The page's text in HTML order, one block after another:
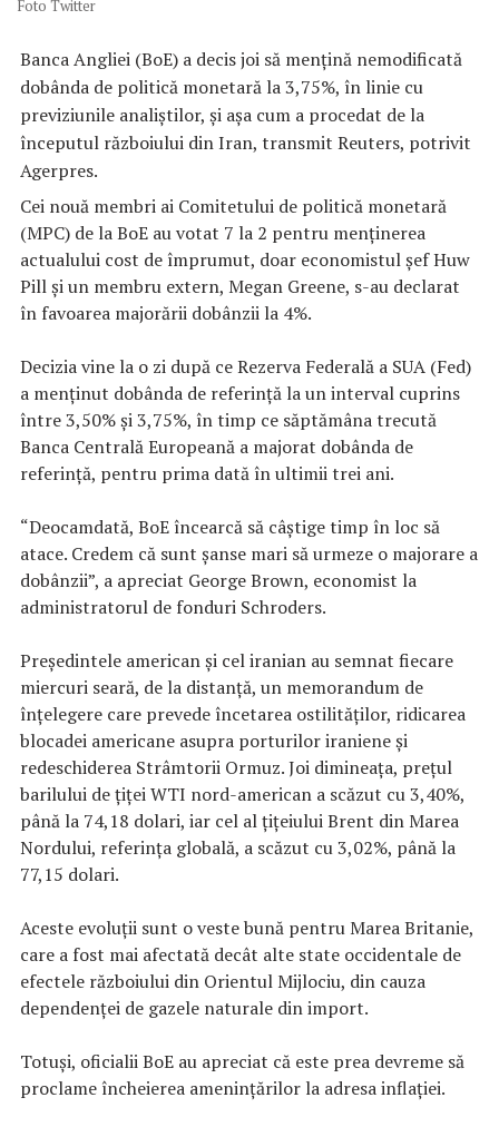
Foto Twitter
Banca Angliei (BoE) a decis joi să menţină nemodificată
dobânda de politică monetară la 3,75%, în linie cu
previziunile analiştilor, şi aşa cum a procedat de la
începutul războiului din Iran, transmit Reuters, potrivit
Agerpres.
Cei nouă membri ai Comitetului de politică monetară
(MPC) de la BoE au votat 7 la 2 pentru menţinerea
actualului cost de împrumut, doar economistul şef Huw
Pill şi un membru extern, Megan Greene, s-au declarat
în favoarea majorării dobânzii la 4%.
Decizia vine la o zi după ce Rezerva Federală a SUA (Fed)
a menţinut dobânda de referinţă la un interval cuprins
între 3,50% şi 3,75%, în timp ce săptămâna trecută
Banca Centrală Europeană a majorat dobânda de
referinţă, pentru prima dată în ultimii trei ani.
“Deocamdată, BoE încearcă să câştige timp în loc să
atace. Credem că sunt şanse mari să urmeze o majorare a
dobânzii”, a apreciat George Brown, economist la
administratorul de fonduri Schroders.
Preşedintele american şi cel iranian au semnat fiecare
miercuri seară, de la distanţă, un memorandum de
înţelegere care prevede încetarea ostilităţilor, ridicarea
blocadei americane asupra porturilor iraniene şi
redeschiderea Strâmtorii Ormuz. Joi dimineaţa, preţul
barilului de ţiţei WTI nord-american a scăzut cu 3,40%,
până la 74,18 dolari, iar cel al ţiţeiului Brent din Marea
Nordului, referinţa globală, a scăzut cu 3,02%, până la
77,15 dolari.
Aceste evoluţii sunt o veste bună pentru Marea Britanie,
care a fost mai afectată decât alte state occidentale de
efectele războiului din Orientul Mijlociu, din cauza
dependenţei de gazele naturale din import.
Totuşi, oficialii BoE au apreciat că este prea devreme să
proclame încheierea ameninţărilor la adresa inflaţiei.